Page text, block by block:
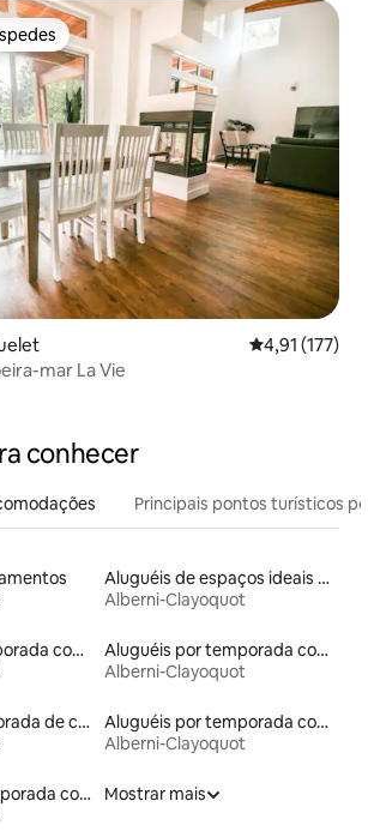
4,91 de uma
4,91 (177)
mar La Vie
conhecer
Principais pontos turísticos
Aluguéis de espaços ideais para famílias
Alberni-Clayoquot
Aluguéis por temporada com acesso à praia
Aluguéis por temporada com caiaque
Alberni-Clayoquot
Aluguel por temporada de casas de hóspedes
Aluguéis por temporada com acesso ao lago
Alberni-Clayoquot
Locações por temporada com piscina
Mostrar mais